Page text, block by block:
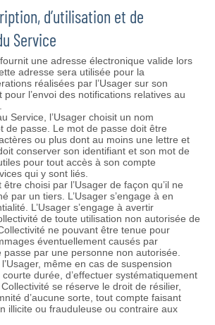
d’utilisation et de
Service
une adresse électronique valide lors
adresse sera utilisée pour la
réalisées par l’Usager sur son
l’envoi des notifications relatives au
Service, l’Usager choisit un nom
de passe. Le mot de passe doit être
ou plus dont au moins une lettre et
conserver son identifiant et son mot de
pour tout accès à son compte
qui y sont liés.
choisi par l’Usager de façon qu’il ne
par un tiers. L’Usager s’engage à en
L’Usager s’engage à avertir
de toute utilisation non autorisée de
ne pouvant être tenue pour
éventuellement causés par
passe par une personne non autorisée.
même en cas de suspension
courte durée, d’effectuer systématiquement
se réserve le droit de résilier,
d’aucune sorte, tout compte faisant
illicite ou frauduleuse ou contraire aux